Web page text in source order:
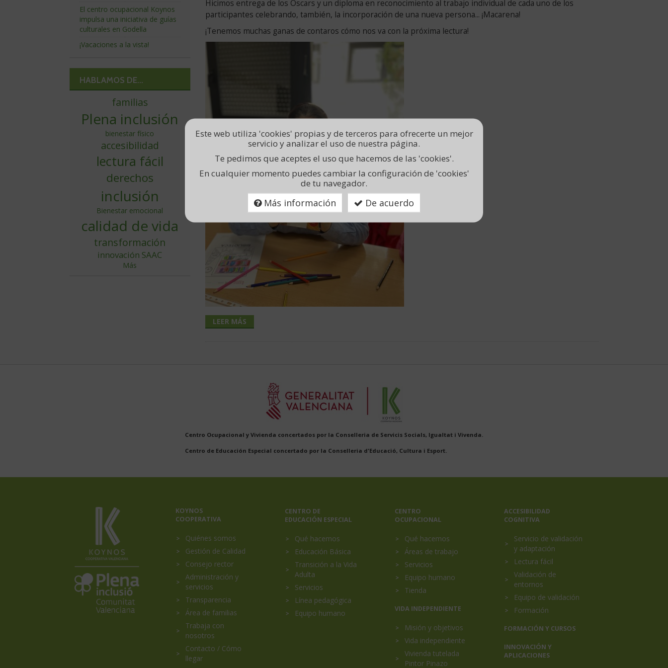
Hicimos entrega de los Oscars y un diploma en reconocimiento al trabajo individual de cada uno de los
participantes celebrando, también, la incorporación de una nueva persona... ¡Macarena!
¡Tenemos muchas ganas de contaros cómo nos va con la próxima lectura!
LEER MÁS
El centro ocupacional Koynos
impulsa una iniciativa de guías
culturales en Godella
¡Vacaciones a la vista!
HABLAMOS DE...
familias
Plena inclusión
bienestar físico
accesibilidad
lectura fácil
derechos
inclusión
Bienestar emocional
calidad de vida
transformación
innovación SAAC
Más
Centro Ocupacional y Vivienda concertados por la Conselleria de Servicis Socials, Igualtat i Vivenda.
Centro de Educación Especial concertado por la Conselleria d'Educació, Cultura i Esport.
Koynos
Coopertiva
Valenciana
miembro
Plena
Inclusión
Comunidad
Valenciana
Menú
principal
Portada
KOYNOS
COOPERATIVA
Quiénes somos
Gestión de Calidad
Consejo rector
Administración y
servicios
Transparencia
Área de familias
Trabaja con
nosotros
Contacto / Cómo
llegar
CENTRO DE
EDUCACIÓN ESPECIAL
Qué hacemos
Educación Básica
Transición a la Vida
Adulta
Servicios
Línea pedagógica
Equipo humano
CENTRO
OCUPACIONAL
Qué hacemos
Áreas de trabajo
Servicios
Equipo humano
Tienda
VIDA INDEPENDIENTE
Misión y objetivos
Vida independiente
Vivienda tutelada
Pintor Pinazo
ACCESIBILIDAD
COGNITIVA
Servicio de validación
y adaptación
Lectura fácil
Validación de
entornos
Equipo de validación
Formación
FORMACIÓN Y CURSOS
INNOVACIÓN Y
APLICACIONES
Este web utiliza 'cookies' propias y de terceros para ofrecerte un mejor
servicio y analizar el uso de nuestra página.
Te pedimos que aceptes el uso que hacemos de las 'cookies'.
En cualquier momento puedes cambiar la configuración de 'cookies'
de tu navegador.
Más información De acuerdo